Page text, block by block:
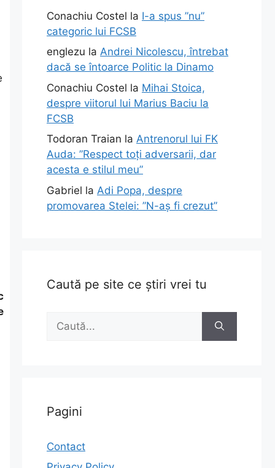
Conachiu Costel la I-a spus ”nu”
categoric lui FCSB
englezu la Andrei Nicolescu, întrebat
dacă se întoarce Politic la Dinamo
Conachiu Costel la Mihai Stoica,
despre viitorul lui Marius Baciu la
FCSB
Todoran Traian la Antrenorul lui FK
Auda: ”Respect toți adversarii, dar
acesta e stilul meu”
Gabriel la Adi Popa, despre
promovarea Stelei: ”N-aș fi crezut”
Caută pe site ce știri vrei tu
după:
Pagini
Contact